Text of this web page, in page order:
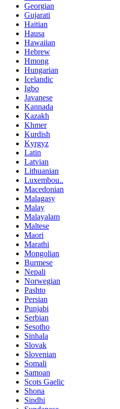
Georgian
Gujarati
Haitian
Hausa
Hawaiian
Hebrew
Hmong
Hungarian
Icelandic
Igbo
Javanese
Kannada
Kazakh
Khmer
Kurdish
Kyrgyz
Latin
Latvian
Lithuanian
Luxembou..
Macedonian
Malagasy
Malay
Malayalam
Maltese
Maori
Marathi
Mongolian
Burmese
Nepali
Norwegian
Pashto
Persian
Punjabi
Serbian
Sesotho
Sinhala
Slovak
Slovenian
Somali
Samoan
Scots Gaelic
Shona
Sindhi